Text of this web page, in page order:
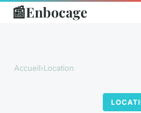
📰Enbocage
Accueil›Location